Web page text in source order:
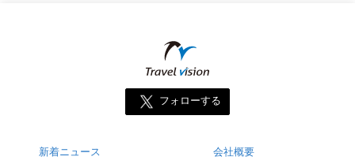
フォローする
新着ニュース
会社概要